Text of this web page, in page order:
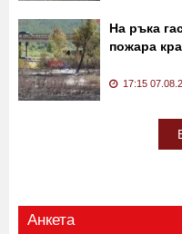
На ръка
пожара
17:15
Анкета